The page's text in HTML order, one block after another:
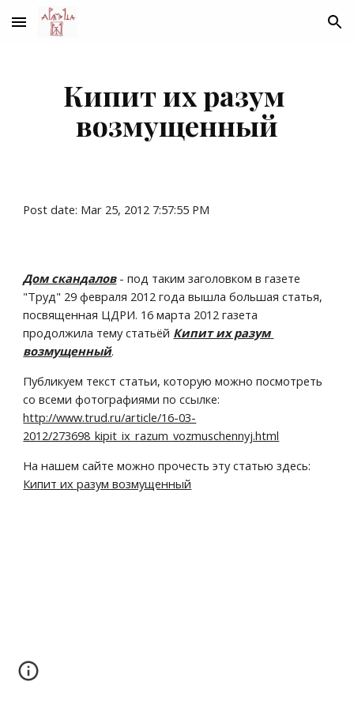
Skip to main content Skip to navigation
Кипит их разум
возмущенный
Post date: Mar 25, 2012 7:57:55 PM
Дом скандалов - под таким заголовком в газете
"Труд" 29 февраля 2012 года вышла большая статья,
посвященная ЦДРИ. 16 марта 2012 газета
продолжила тему статьёй Кипит их разум
возмущенный.
Публикуем текст статьи, которую можно посмотреть
http://www.trud.ru/article/16-03-
2012/273698_kipit_ix_razum_vozmuschennyj.html
Кипит их разум возмущенный